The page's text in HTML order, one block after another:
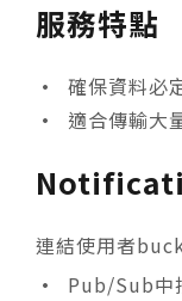
服務特點
• 確保資料必
• 適合傳輸大
連結使用者
• Pub/Sub中